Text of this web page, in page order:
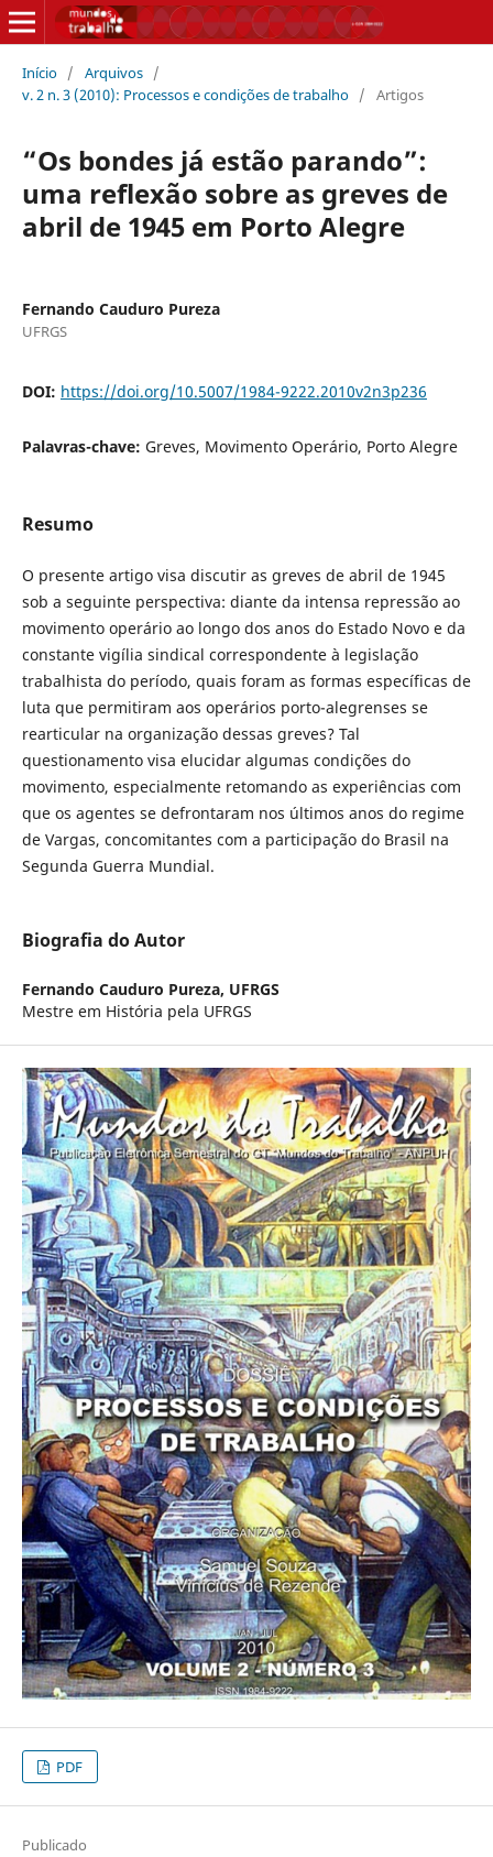
Início / Arquivos /
v. 2 n. 3 (2010): Processos e condições de trabalho / Artigos
“Os bondes já estão parando”:
uma reflexão sobre as greves de
abril de 1945 em Porto Alegre
Fernando Cauduro Pureza
UFRGS
DOI: https://doi.org/10.5007/1984-9222.2010v2n3p236
Palavras-chave: Greves, Movimento Operário, Porto Alegre
Resumo
O presente artigo visa discutir as greves de abril de 1945
sob a seguinte perspectiva: diante da intensa repressão ao
movimento operário ao longo dos anos do Estado Novo e da
constante vigília sindical correspondente à legislação
trabalhista do período, quais foram as formas específicas de
luta que permitiram aos operários porto-alegrenses se
rearticular na organização dessas greves? Tal
questionamento visa elucidar algumas condições do
movimento, especialmente retomando as experiências com
que os agentes se defrontaram nos últimos anos do regime
de Vargas, concomitantes com a participação do Brasil na
Segunda Guerra Mundial.
Biografia do Autor
Fernando Cauduro Pureza, UFRGS
Mestre em História pela UFRGS
PDF
Publicado